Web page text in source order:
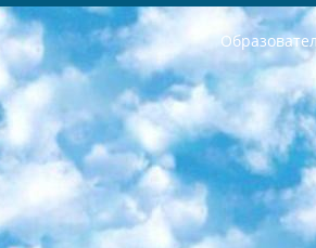
РЕСПУБЛИКА УЗБЕКИСТАН МИНИСТРЕРСТВО ДОШКОЛЬНОГО И ШКОЛЬНОГО ОБРАЗОВАНИЯ КОМАНДА в общеобразовательных учреждениях в 2023-2024 учебном году организация и проведение итоговой государственной аттестации обучающихся о Министра дошкольного и школьного образования Республики Узбекистан от 4 марта 2008 года (постановлением Минюста от 20 марта 2008 года № 1778 государственной регистрации) «Итоговое состояние учащихся общего среднего образования на основании положения об утверждении положения об аттестации общего среднего образования выпускной экзамен студентов в образовательных учреждениях в 2023-2024 учебном году В целях организации и прохождения аттестации приказываю: 1. Следующее: перечень предметов, по которым будет проводиться итоговая государственная аттестация и экзамен формы перевода согласно приложению 1; сертификаты международного образца, оценивающие